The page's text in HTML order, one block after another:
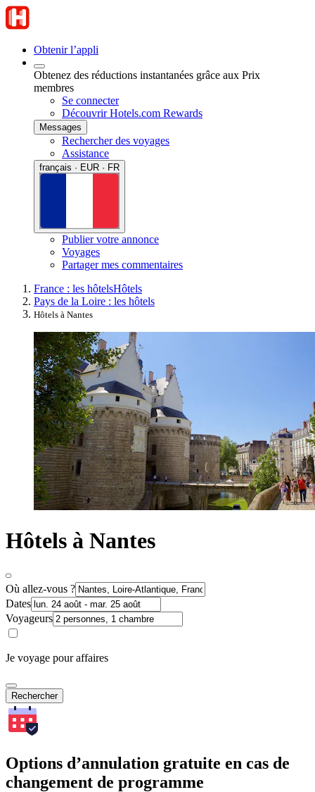
Obtenir l’appli
Obtenez des réductions instantanées grâce aux Prix
membres
Se connecter
Découvrir Hotels.com Rewards
Messages
Rechercher des voyages
Assistance
français · EUR · FR
Publier votre annonce
Voyages
Partager mes commentaires
France : les hôtelsHôtels
Pays de la Loire : les hôtels
Hôtels à Nantes
Hôtels à Nantes
Où allez-vous ?
Dates
Voyageurs
Je voyage pour affaires
Rechercher
Options d’annulation gratuite en cas de
changement de programme